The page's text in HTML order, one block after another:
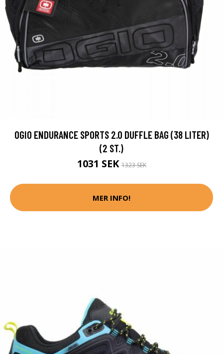
OGIO ENDURANCE SPORTS 2.0 DUFFLE BAG (38 LITER)
(2 ST.)
1031 SEK1323 SEK
MER INFO!